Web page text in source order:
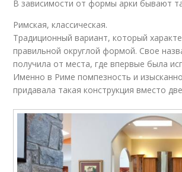
В зависимости от формы арки бывают
Римская, классическая.
Традиционный вариант, который
правильной округлой формой. Свое
получила от места, где впервые была
Именно в Риме помпезность и
придавала такая конструкция вместо